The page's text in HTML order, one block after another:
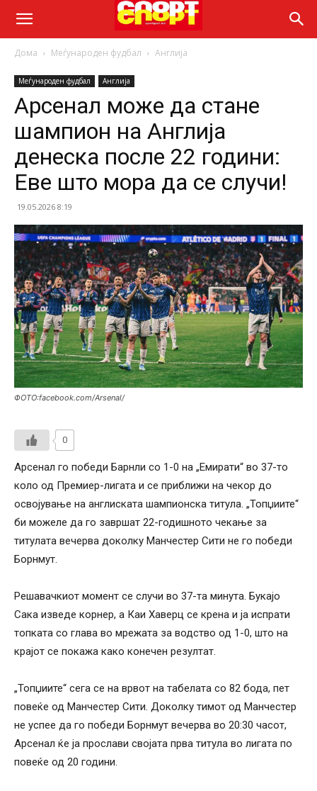
Дома Меѓународен фудбал Англија
Меѓународен фудбал Англија
Арсенал може да стане
шампион на Англија
денеска после 22 години:
Еве што мора да се случи!
19.05.2026 8:19
ФОТО:facebook.com/Arsenal/
0
Арсенал го победи Барнли со 1-0 на „Емирати“ во 37-то
коло од Премиер-лигата и се приближи на чекор до
освојување на англиската шампионска титула. „Топџиите“
би можеле да го завршат 22-годишното чекање за
титулата вечерва доколку Манчестер Сити не го победи
Борнмут.
Решавачкиот момент се случи во 37-та минута. Букајо
Сака изведе корнер, а Каи Хаверц се крена и ја испрати
топката со глава во мрежата за водство од 1-0, што на
крајот се покажа како конечен резултат.
„Топџиите“ сега се на врвот на табелата со 82 бода, пет
повеќе од Манчестер Сити. Доколку тимот од Манчестер
не успее да го победи Борнмут вечерва во 20:30 часот,
Арсенал ќе ја прослави својата прва титула во лигата по
повеќе од 20 години.